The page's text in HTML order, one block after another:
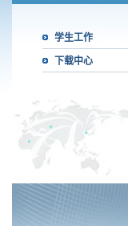
学生工作
下载中心